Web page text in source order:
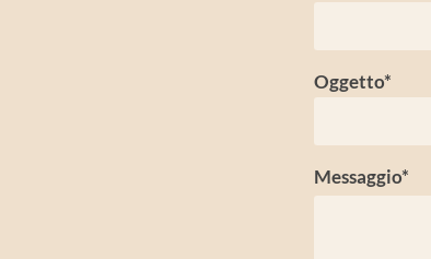
Oggetto*
Messaggio*